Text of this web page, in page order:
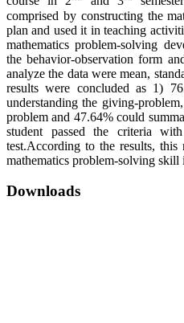
comprised by constructing the
plan and used it in teaching
mathematics problem-solving
the behavior-observation form
analyze the data were mean,
results were concluded as 1)
understanding the giving-
problem and 47.64% could
student passed the criteria
test.According to the results, this
mathematics problem-solving skill
Downloads